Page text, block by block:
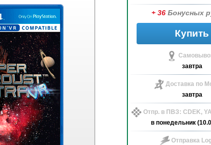
+ 36 Бонусных
Купить
завтра
Доставка по
завтра
Отпр. в ПВЗ: CDEK,
в понедельник
Отправка